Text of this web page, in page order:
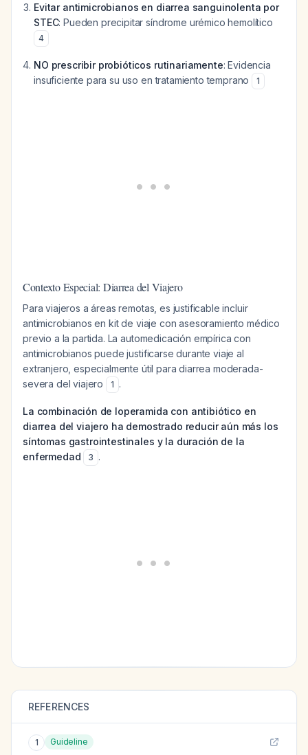
Evitar antimicrobianos en diarrea sanguinolenta por
STEC: Pueden precipitar síndrome urémico hemolítico
4
NO prescribir probióticos rutinariamente: Evidencia
insuficiente para su uso en tratamiento temprano
1
Contexto Especial: Diarrea del Viajero
Para viajeros a áreas remotas, es justificable incluir
antimicrobianos en kit de viaje con asesoramiento médico
previo a la partida. La automedicación empírica con
antimicrobianos puede justificarse durante viaje al
extranjero, especialmente útil para diarrea moderada-
severa del viajero
1 .
La combinación de loperamida con antibiótico en
diarrea del viajero ha demostrado reducir aún más los
síntomas gastrointestinales y la duración de la
enfermedad
3 .
REFERENCES
1 Guideline